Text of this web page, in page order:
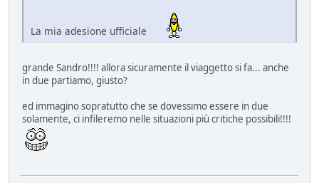
La mia adesione ufficiale
grande Sandro!!!! allora sicuramente il viaggetto si fa... anche
in due partiamo, giusto?
ed immagino sopratutto che se dovessimo essere in due
solamente, ci infileremo nelle situazioni più critiche possibili!!!!